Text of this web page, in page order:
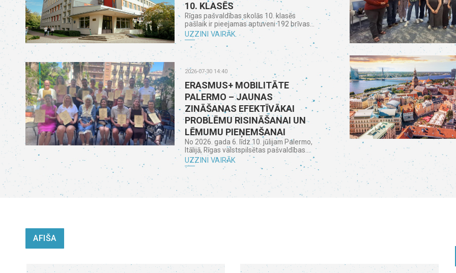
10. KLASĒS
Rīgas pašvaldības skolās 10. klasēs
pašlaik ir pieejamas aptuveni 192 brīvas...
UZZINI VAIRĀK
2026-07-30 14:40
ERASMUS+ MOBILITĀTE
PALERMO – JAUNAS
ZINĀŠANAS EFEKTĪVĀKAI
PROBLĒMU RISINĀŠANAI UN
LĒMUMU PIEŅEMŠANAI
No 2026. gada 6. līdz 10. jūlijam Palermo,
Itālijā, Rīgas valstspilsētas pašvaldības...
UZZINI VAIRĀK
AFIŠA